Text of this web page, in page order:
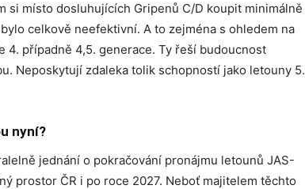
si místo dosluhujících Gripenů C/D koupit minimálně
celkově neefektivní. A to zejména s ohledem na
případně 4,5. generace. Ty řeší budoucnost
Neposkytují zdaleka tolik schopností jako letouny 5.
nyní?
jednání o pokračování pronájmu letounů JAS-
prostor ČR i po roce 2027. Neboť majitelem těchto